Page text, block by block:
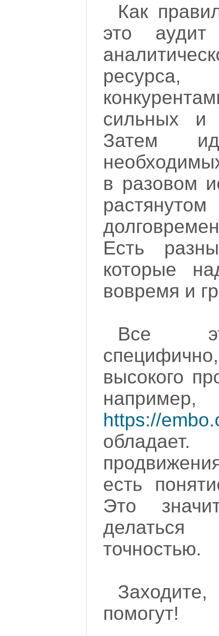
Как
это
сильных и
Затем
в разовом
Есть
которые
вовремя и
Все
высокого
https://
есть
Это
точностью.
помогут!